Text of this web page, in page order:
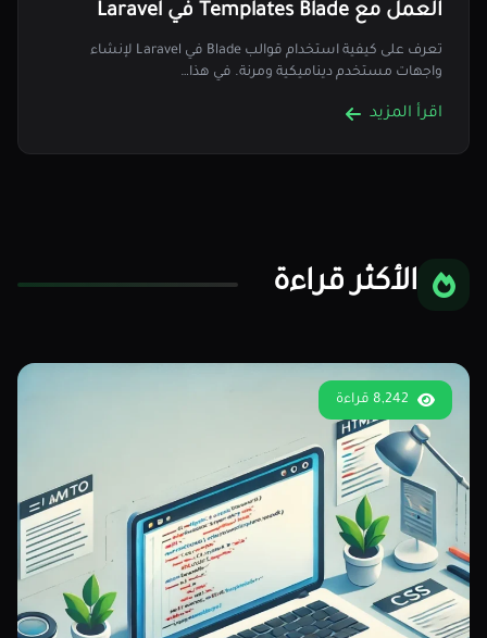
العمل مع Templates Blade في Laravel
تعرف على كيفية استخدام قوالب Blade في Laravel لإنشاء
واجهات مستخدم ديناميكية ومرنة. في هذا…
اقرأ المزيد
الأكثر قراءة
8,242 قراءة